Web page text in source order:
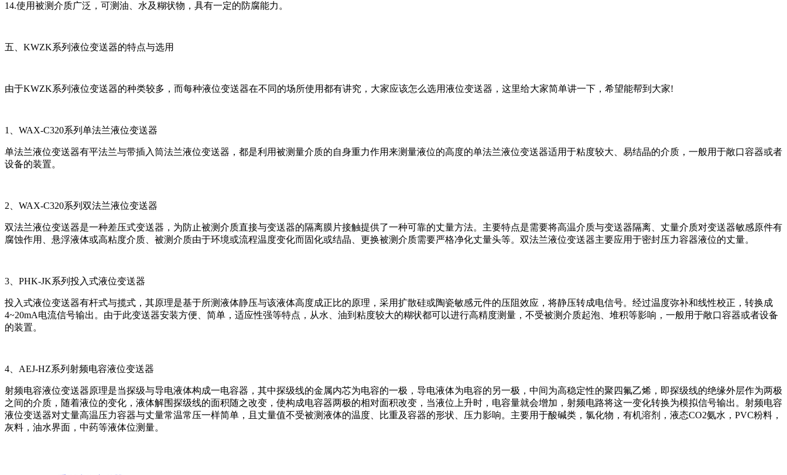
14.使用被测介质广泛，可测油、水及糊状物，具有一定的防腐能力。
五、 KWZK系列 液位变送器的特点与选用
由于KWZK系列 液位变送器的种类较多，而每种液位变送器在不同的场所使用都有讲究，大家应该怎么选用液位变送器，这里给大家简单讲一下，希望能帮到大家!
1、WAX-C320系列单法兰液位变送器
单法兰液位变送器有平法兰与带插入筒法兰液位变送器，都是利用被测量介质的自身重力作用来测量液位的高度的单法兰液位变送器适用于粘度较大、易结晶的介质，一般用于敞口容器或者
设备的装置。
2、WAX-C320系列双法兰液位变送器
双法兰液位变送器是一种差压式变送器，为防止被测介质直接与变送器的隔离膜片接触提供了一种可靠的丈量方法。主要特点是需要将高温介质与变送器隔离、丈量介质对变送器敏感原件有
腐蚀作用、悬浮液体或高粘度介质、被测介质由于环境或流程温度变化而固化或结晶、更换被测介质需要严格净化丈量头等。双法兰液位变送器主要应用于密封压力容器液位的丈量。
3、PHK-JK系列投入式液位变送器
投入式液位变送器有杆式与揽式，其原理是基于所测液体静压与该液体高度成正比的原理，采用扩散硅或陶瓷敏感元件的压阻效应，将静压转成电信号。经过温度弥补和线性校正，转换成
4~20mA电流信号输出。由于此变送器安装方便、简单，适应性强等特点，从水、油到粘度较大的糊状都可以进行高精度测量，不受被测介质起泡、堆积等影响，一般用于敞口容器或者设备
的装置。
4、AEJ-HZ系列射频电容液位变送器
射频电容液位变送器原理是当探级与导电液体构成一电容器，其中探级线的金属内芯为电容的一极，导电液体为电容的另一极，中间为高稳定性的聚四氟乙烯，即探级线的绝缘外层作为两极
之间的介质，随着液位的变化，液体解围探级线的面积随之改变，使构成电容器两极的相对面积改变，当液位上升时，电容量就会增加，射频电路将这一变化转换为模拟信号输出。射频电容
液位变送器对丈量高温压力容器与丈量常温常压一样简单，且丈量值不受被测液体的温度、比重及容器的形状、压力影响。主要用于酸碱类，氯化物，有机溶剂，液态CO2氨水，PVC粉料，
灰料，油水界面，中药等液体位测量。